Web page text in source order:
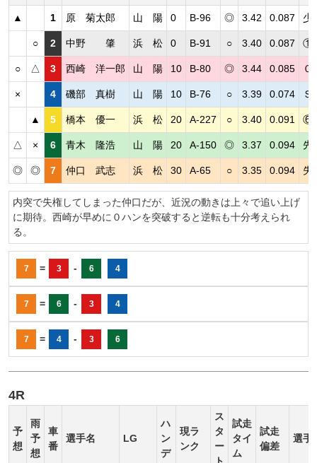
▲ 1 原 菊太郎 山 陽 0 B-96 ◎ 3.42 0.087 少
○ 2 中野 肇 浜 松 0 B-91 ○ 3.40 0.087 ①
○ △ 3 西崎 洋一郎 山 陽 10 B-80 ◎ 3.44 0.085 ０
× 4 磯部 真樹 山 陽 10 B-76 ○ 3.39 0.074
▲ 5 橋本 優一 浜 松 20 A-227 ○ 3.40 0.091 ⑥
△ × 6 青木 隆浩 山 陽 20 A-150 ◎ 3.37 0.094 先
◎ ◎ 7 仲口 武志 浜 松 30 A-65 ○ 3.35 0.094 失
内突で失権してしまった仲口だが、近況の動きは上々で追い上げ
に期待。西崎が早めに０ハンを突破すると逆転も十分考えられ
る。
7 = 3 - 6 4
7 = 6 - 3 4
7 = 4 - 3 6
4R
予
想
雨
予
想
車
番
選手名 LG
ハ
ン
デ
現ラ
ンク
ス
タ
ー
試走
タイ
ム
試走
偏差
選手